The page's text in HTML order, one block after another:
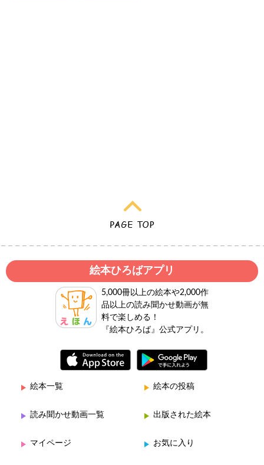
絵本ひろばアプリ
5,000冊以上の絵本や2,000作
品以上の読み聞かせ動画が無
料で楽しめる！
『絵本ひろば』公式アプリ。
絵本一覧 絵本の投稿
読み聞かせ動画一覧 出版された絵本
マイページ お気に入り